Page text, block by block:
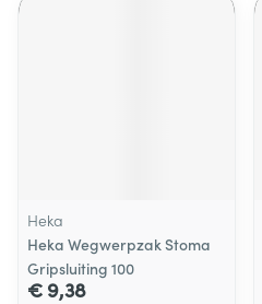
Heka
Heka Wegwerpzak Stoma
Gripsluiting 100
€ 9,38